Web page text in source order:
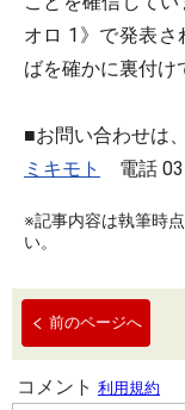
オロ 1》で発表さ
ばを確かに裏付け
■お問い合わせは、
ミキモト
電話
※記事内容は執筆時
い。
前のページへ